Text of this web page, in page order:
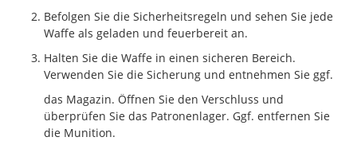
Befolgen Sie die Sicherheitsregeln und sehen Sie jede
Waffe als geladen und feuerbereit an.
Halten Sie die Waffe in einen sicheren Bereich.
Verwenden Sie die Sicherung und entnehmen Sie ggf.
das Magazin. Öffnen Sie den Verschluss und
überprüfen Sie das Patronenlager. Ggf. entfernen Sie
die Munition.